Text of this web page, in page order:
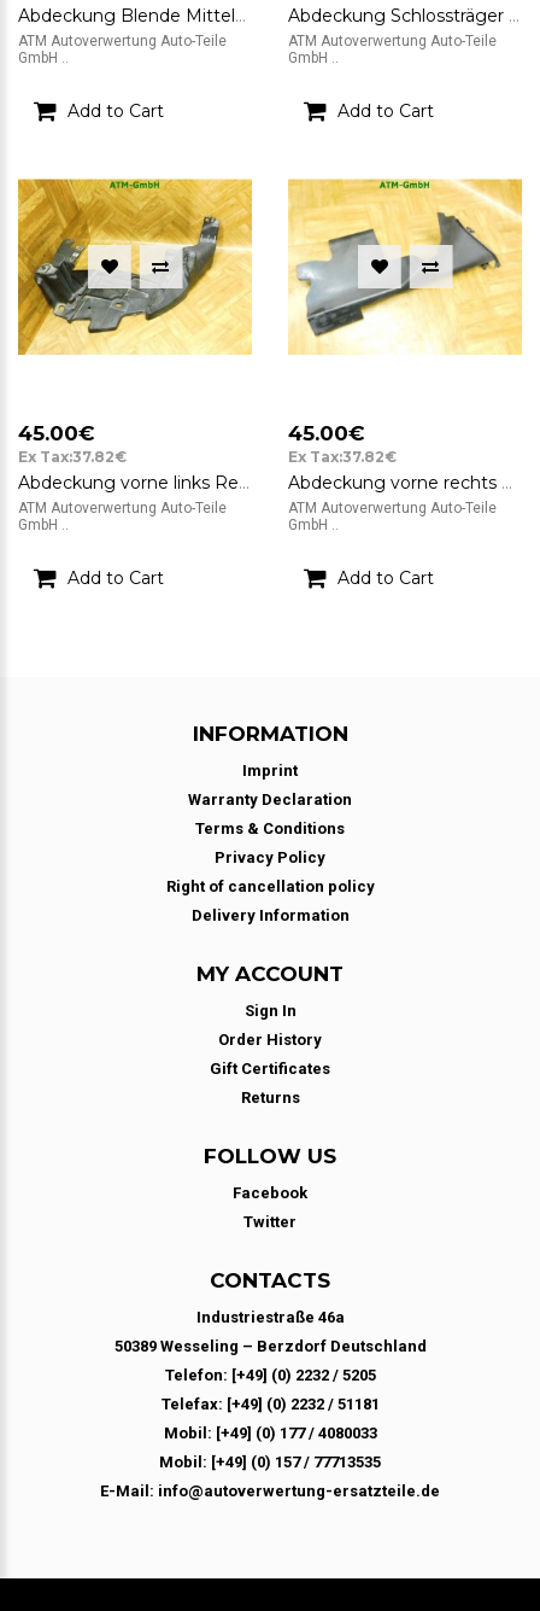
Abdeckung Blende Mittelkonsole Renault Megane 3 III
ATM Autoverwertung Auto-Teile
GmbH ..
Add to Cart
Abdeckung Schlossträger vorne Renault Megane 3 III 214760021R-D
ATM Autoverwertung Auto-Teile
GmbH ..
Add to Cart
45.00€
Ex Tax:37.82€
Abdeckung vorne links Renault Megane 3 III Fahrerseite
ATM Autoverwertung Auto-Teile
GmbH ..
Add to Cart
45.00€
Ex Tax:37.82€
Abdeckung vorne rechts Renault Megane 3 III Beifahrerseite 214940018R-D
ATM Autoverwertung Auto-Teile
GmbH ..
Add to Cart
INFORMATION
Imprint
Warranty Declaration
Terms & Conditions
Privacy Policy
Right of cancellation policy
Delivery Information
MY ACCOUNT
Sign In
Order History
Gift Certificates
Returns
FOLLOW US
Facebook
Twitter
CONTACTS
Industriestraße 46a
50389 Wesseling – Berzdorf Deutschland
Telefon: [+49] (0) 2232 / 5205
Telefax: [+49] (0) 2232 / 51181
Mobil: [+49] (0) 177 / 4080033
Mobil: [+49] (0) 157 / 77713535
E-Mail: info@autoverwertung-ersatzteile.de